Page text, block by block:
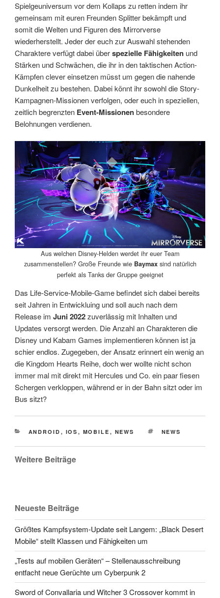
Spielgeuniversum vor dem Kollaps zu retten indem ihr
gemeinsam mit euren Freunden Splitter bekämpft und
somit die Welten und Figuren des Mirrorverse
wiederherstellt. Jeder der euch zur Auswahl stehenden
Charaktere verfügt dabei überspezielle Fähigkeiten und
Stärken und Schwächen, die ihr in den taktischen Action-
Kämpfen clever einsetzen müsst um gegen die nahende
Dunkelheit zu bestehen. Dabei könnt ihr sowohl die Story-
Kampagnen-Missionen verfolgen, oder euch in speziellen,
zeitlich begrenzten Event-Missionenbesondere
Belohnungen verdienen.
Aus welchen Disney-Helden werdet ihr euer Team
zusammenstellen? Große Freunde wie Baymaxsind natürlich
perfekt als Tanks der Gruppe geeignet
Das Life-Service-Mobile-Game befindet sich dabei bereits
seit Jahren in Entwickluing und soll auch nach dem
Release im Juni 2022zuverlässig mit Inhalten und
Updates versorgt werden. Die Anzahl an Charakteren die
Disney und Kabam Games implementieren können ist ja
schier endlos. Zugegeben, der Ansatz erinnert ein wenig an
die Kingdom Hearts Reihe, doch wer wollte nicht schon
immer mal mit direkt mit Hercules und Co. ein paar fiesen
Schergen verkloppen, während er in der Bahn sitzt oder im
Bus sitzt?
CATEGORIES
ANDROID , IOS , MOBILE , NEWS TAGS
NEWS
Weitere Beiträge
Neueste Beiträge
Größtes Kampfsystem-Update seit Langem: „Black Desert
Mobile“ stellt Klassen und Fähigkeiten um
„Tests auf mobilen Geräten“ – Stellenausschreibung
entfacht neue Gerüchte um Cyberpunk 2
Sword of Convallaria und Witcher 3 Crossover kommt in